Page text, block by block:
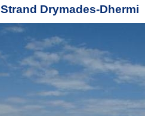
Strand Drymades-Dhermi